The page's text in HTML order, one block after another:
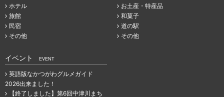
ホテル
旅館
民宿
その他
お土産・特産品
和菓子
道の駅
その他
イベント EVENT
英語版なかつがわグルメガイド
2026出来ました！
【終了しました】第6回中津川まち